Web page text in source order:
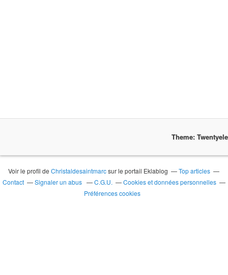
Theme:
Voir le profil deChristaldesaintmarcsur le portail Eklablog
Top articles
Contact
Signaler un abus C.G.U.
Cookies et données personnelles
Préférences cookies